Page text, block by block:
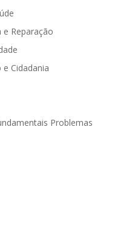
e Reparação
Cidadania
Problemas